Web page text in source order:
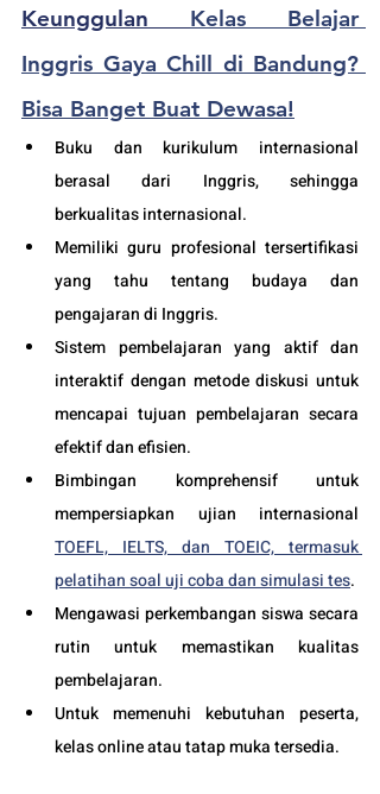
Keunggulan Kelas Belajar
Inggris Gaya Chill di Bandung?
Bisa Banget Buat Dewasa!
Buku dan kurikulum internasional
berasal dari Inggris, sehingga
berkualitas internasional.
Memiliki guru profesional tersertifikasi
yang tahu tentang budaya dan
pengajaran di Inggris.
Sistem pembelajaran yang aktif dan
interaktif dengan metode diskusi untuk
mencapai tujuan pembelajaran secara
efektif dan efisien.
Bimbingan komprehensif untuk
TOEFL, IELTS, dan TOEIC, termasuk
pelatihan soal uji coba dan simulasi tes.
Mengawasi perkembangan siswa secara
rutin untuk memastikan kualitas
pembelajaran.
Untuk memenuhi kebutuhan peserta,
kelas online atau tatap muka tersedia.